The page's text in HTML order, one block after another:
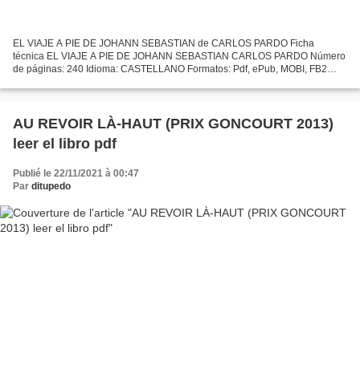
EL VIAJE A PIE DE JOHANN SEBASTIAN de CARLOS PARDO Ficha
técnica EL VIAJE A PIE DE JOHANN SEBASTIAN CARLOS PARDO Número
de páginas: 240 Idioma: CASTELLANO Formatos: Pdf, ePub, MOBI, FB2
Descargar...
AU REVOIR LÀ-HAUT (PRIX GONCOURT 2013)
leer el libro pdf
Publié le 22/11/2021 à 00:47
Par ditupedo